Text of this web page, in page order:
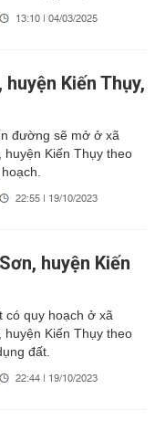
13:10 | 04/03/2025
Kiến Thụy,
đường sẽ mở ở xã
huyện Kiến Thụy theo
22:55 | 19/10/2023
huyện Kiến
có quy hoạch ở xã
huyện Kiến Thụy theo
đất.
22:44 | 19/10/2023